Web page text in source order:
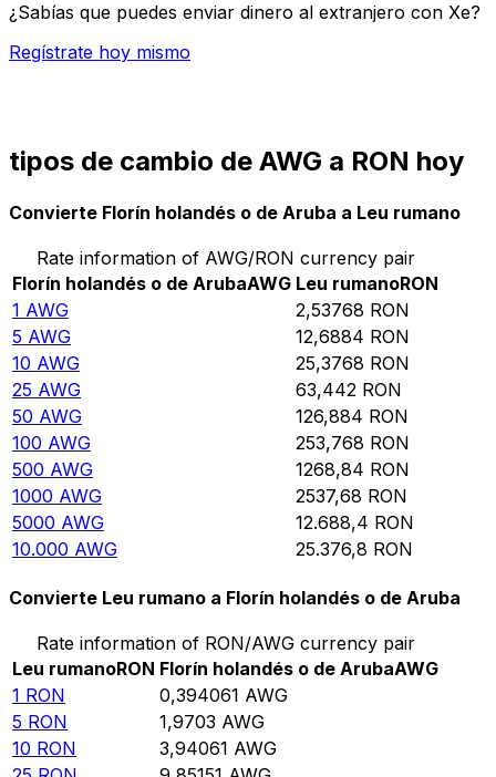
¿Sabías que puedes enviar dinero al extranjero con Xe?
Regístrate hoy mismo
tipos de cambio de AWG a RON hoy
Convierte Florín holandés o de Aruba a Leu rumano
Rate information of AWG/RON currency pair
Florín holandés o de ArubaAWG Leu rumanoRON
1 AWG 2,53768 RON
5 AWG 12,6884 RON
10 AWG 25,3768 RON
25 AWG 63,442 RON
50 AWG 126,884 RON
100 AWG 253,768 RON
500 AWG 1268,84 RON
1000 AWG 2537,68 RON
5000 AWG 12.688,4 RON
10.000 AWG 25.376,8 RON
Convierte Leu rumano a Florín holandés o de Aruba
Rate information of RON/AWG currency pair
Leu rumanoRON Florín holandés o de ArubaAWG
1 RON 0,394061 AWG
5 RON 1,9703 AWG
10 RON 3,94061 AWG